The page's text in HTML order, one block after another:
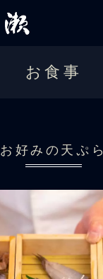
お食事
お好みの天ぷら